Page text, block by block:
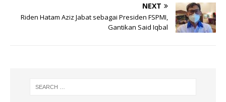
p o
NEXT
Riden Hatam Aziz Jabat sebagai Presiden FSPMI,
Gantikan Said Iqbal